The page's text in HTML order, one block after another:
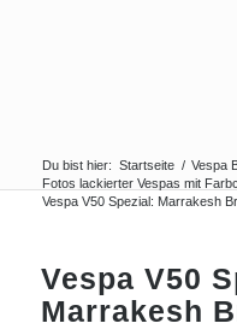
Du bist hier: Startseite / Vespa
Fotos lackierter Vespas mit
Vespa V50 Spezial: Marrakesh
Vespa V50
Marrakesh